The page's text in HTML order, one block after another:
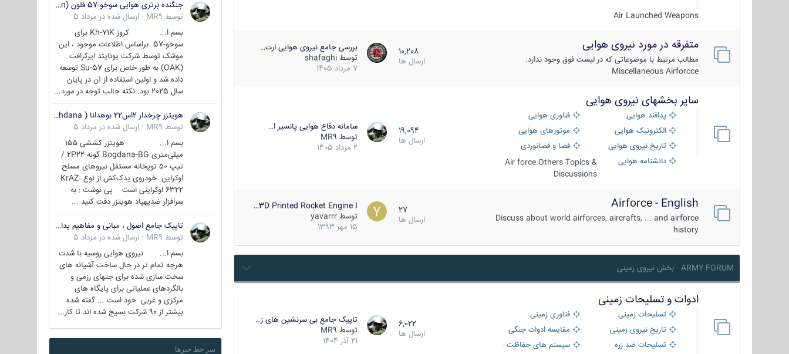
Air Launched Weapons
متفرقه در مورد نیروی هوایی
مطالب مرتبط با موضوعاتی که در لیست فوق وجود ندارد.
Miscellaneous Airforcce
10,208
ارسال ها
بررسی جامع نیروی هوایی ارت…
توسط shafaghi
7 مرداد 1405
سایر بخشهای نیروی هوایی
پدافند هوایی
فناوری هوایی
الکترونیک هوایی
موتورهای هوایی
تاریخ نیروی هوایی
فضا و فضانوردی
دانشنامه هوایی
Air force Others Topics &
Discussions
19,094
ارسال ها
سامانه دفاع هوایی پانسیر ا…
توسط MR9
2 مرداد 1405
Airforce - English
Discuss about world airforces, aircrafts, ... and airforce
history
27
ارسال ها
3D Printed Rocket Engine I…
توسط yavarrr
15 مهر 1393
ARMY FORUM - بخش نیروی زمینی
ادوات و تسلیحات زمینی
تسلیحات زمینی
فناوری زمینی
تاریخ نیروی زمینی
مقایسه ادوات جنگی
تسلیحات ضد زره
سیستم های حفاظت فعال
6,022
ارسال ها
تاپیک جامع بی سرنشین های ز…
توسط MR9
21 آذر 1404
جنگنده برتری هوایی سوخو-57 فلون (Su-57/Felon)
توسط MR9
· ارسال شده در مرداد 5
بسم ا... کروز Kh-71K برای
سوخو-57 براساس اطلاعات موجود ، این
موشک توسط شرکت یونایتد ایرکرافت
(OAK) به طور خاص برای Su-57 توسعه
داده شد و اولین استفاده از آن در پایان
سال 2025 بود. نکته جالب توجه در مورد...
هویتزر چرخدار 2اس22 بوهدانا ( wheeled howitzer 2S22 Bohdana )
توسط MR9
· ارسال شده در مرداد 5
بسم ا... هویتزر کششی ۱۵۵
میلی‌متری Bogdana-BG گونه 2P22 /
تیپ ۵۰ توپخانه مستقل نیروهای مسلح
اوکراین خودروی یدک‌کش از نوع KrAZ-
6322 اوکراینی است پی نوشت : به
سرافزار ضدپهپاد هویتزر دقت کنید ...
تاپیک جامع اصول ، مبانی و مفاهیم پدافند غیر عامل
توسط MR9
· ارسال شده در مرداد 5
بسم ا... نیروی هوایی روسیه با شدت
هرچه تمام تر در حال ساخت آشیانه های
سخت سازی شده برای جتهای رزمی و
بالگردهای عملیاتی برای پایگاه های
مرکزی و غربی خود است ... گفته شده
بیشتر از 90 شرکت بسیج شده اند تا کار...
سر خط خبرها